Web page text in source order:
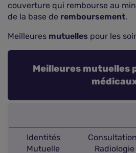
couverture qui rembourse au
de la base de remboursement.
Meilleures mutuelles pour les
Meilleures mutuelles
Identités
Mutuelle
Radiologie